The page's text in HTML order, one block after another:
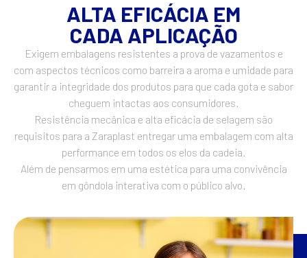
ALTA EFICÁCIA EM
CADA APLICAÇÃO
Exigem embalagens resistentes a prova de vazamentos e
com aspectos técnicos como barreira a aroma e umidade para
garantir a integridade dos produtos para que cada gota e sabor
cheguem intactas aos consumidores.
Resistência mecânica e alta eficácia de selagem são
requisitos para a Zaraplast entregar uma embalagem com alta
performance em todos os elos da cadeia.
Além de pensarmos em uma estética para uma convivência
em gôndola interativa com o público alvo.